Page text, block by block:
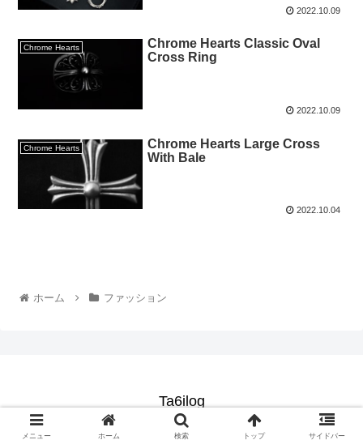
2022.10.09
Chrome Hearts
Chrome Hearts Classic Oval
Cross Ring
2022.10.09
Chrome Hearts
Chrome Hearts Large Cross
With Bale
2022.10.04
ホーム ファッション
Ta6ilog
© 2021 Ta6ilog.
メニュー ホーム 検索 トップ サイドバー